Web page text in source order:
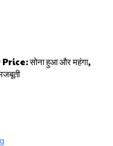
सोना हुआ और महंगा,